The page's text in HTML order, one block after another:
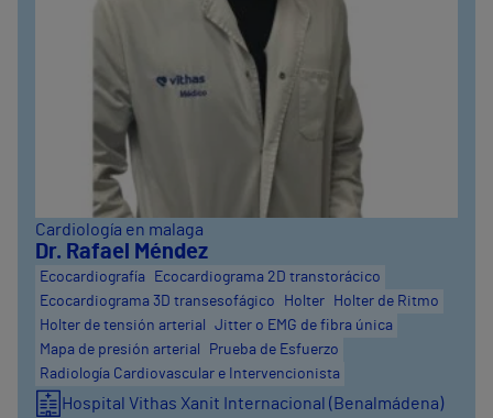
Cardiología en malaga
Dr. Rafael Méndez
Ecocardiografía
Ecocardiograma 2D transtorácico
Ecocardiograma 3D transesofágico
Holter
Holter de Ritmo
Holter de tensión arterial
Jitter o EMG de fibra única
Mapa de presión arterial
Prueba de Esfuerzo
Radiología Cardiovascular e Intervencionista
Hospital Vithas Xanit Internacional (Benalmádena)